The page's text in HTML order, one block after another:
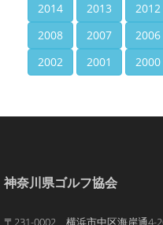
2014
2013 2012
2008
2007 2006
2002
2001 2000
神奈川県ゴルフ協会
〒231-0002 横浜市中区海岸通4-